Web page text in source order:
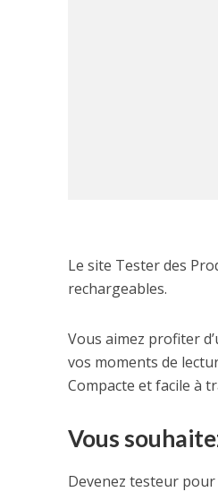
Le site Tester des
rechargeables.
Vous aimez profiter
vos moments de
Compacte et facile à
Vous
Devenez testeur pour